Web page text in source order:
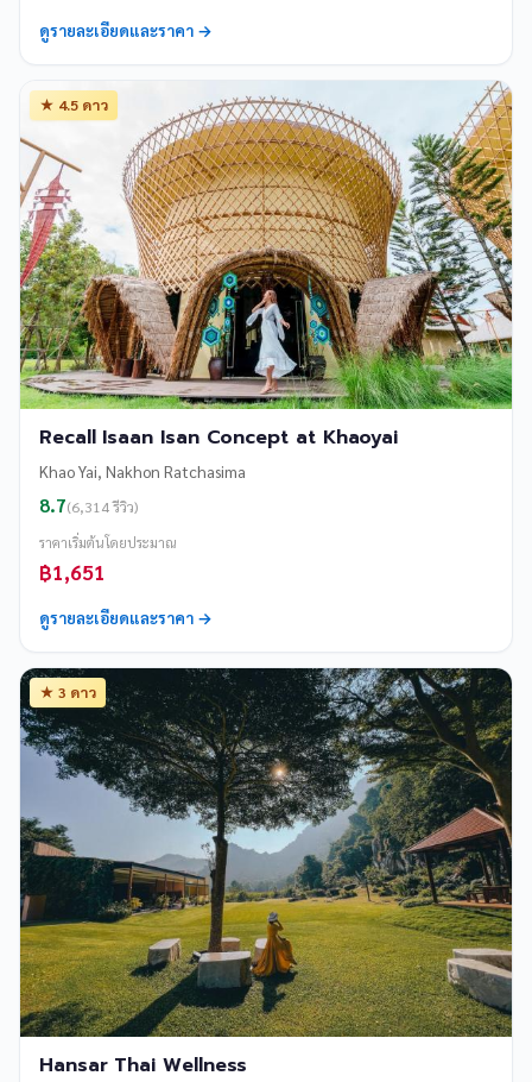
ดูรายละเอียดและราคา →
★ 4.5 ดาว
Recall Isaan Isan Concept at Khaoyai
Khao Yai, Nakhon Ratchasima
8.7(6,314 รีวิว)
ราคาเริ่มต้นโดยประมาณ
฿1,651
ดูรายละเอียดและราคา →
★ 3 ดาว
Hansar Thai Wellness